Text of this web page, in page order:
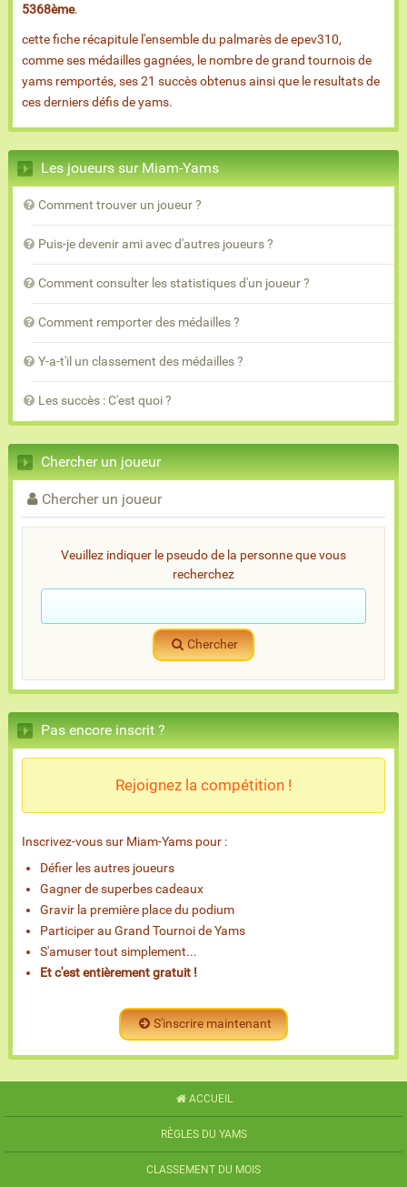
5368ème.
cette fiche récapitule l'ensemble du palmarès de epev310,
comme ses médailles gagnées, le nombre de grand tournois de
yams remportés, ses 21 succès obtenus ainsi que le resultats de
ces derniers défis de yams.
Les joueurs sur Miam-Yams
Comment trouver un joueur ?
Puis-je devenir ami avec d'autres joueurs ?
Comment consulter les statistiques d'un joueur ?
Comment remporter des médailles ?
Y-a-t'il un classement des médailles ?
Les succès : C'est quoi ?
Chercher un joueur
Chercher un joueur
Veuillez indiquer le pseudo de la personne que vous
recherchez
Chercher
Pas encore inscrit ?
Rejoignez la compétition !
Inscrivez-vous sur Miam-Yams pour :
Défier les autres joueurs
Gagner de superbes cadeaux
Gravir la première place du podium
Participer au Grand Tournoi de Yams
S'amuser tout simplement...
Et c'est entièrement gratuit !
S'inscrire maintenant
ACCUEIL
RÈGLES DU YAMS
CLASSEMENT DU MOIS